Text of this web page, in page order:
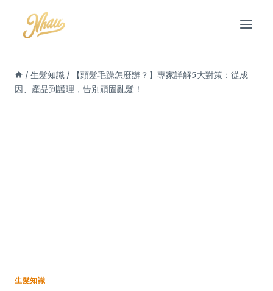
content
/ 生髮知識 /
【頭髮毛躁怎麼辦？】專家詳解5大對策：從成
因、產品到護理，告別頑固亂髮！
生髮知識